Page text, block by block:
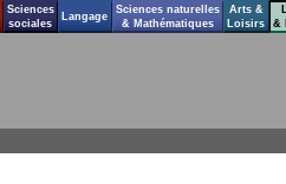
Sciences
sociales
Langage
Sciences naturelles
& Mathématiques
Arts &
Loisirs
&